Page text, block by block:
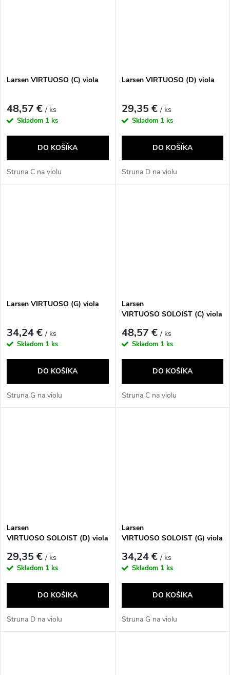
Larsen VIRTUOSO (C) viola
48,57 €/ ks
Skladom 1 ks
DO KOŠÍKA
Struna C na violu
Larsen VIRTUOSO (D) viola
29,35 €/ ks
Skladom 1 ks
DO KOŠÍKA
Struna D na violu
Larsen VIRTUOSO (G) viola
34,24 €/ ks
Skladom 1 ks
DO KOŠÍKA
Struna G na violu
Larsen
VIRTUOSO SOLOIST (C) viola
48,57 €/ ks
Skladom 1 ks
DO KOŠÍKA
Struna C na violu
Larsen
VIRTUOSO SOLOIST (D) viola
29,35 €/ ks
Skladom 1 ks
DO KOŠÍKA
Struna D na violu
Larsen
VIRTUOSO SOLOIST (G) viola
34,24 €/ ks
Skladom 1 ks
DO KOŠÍKA
Struna G na violu